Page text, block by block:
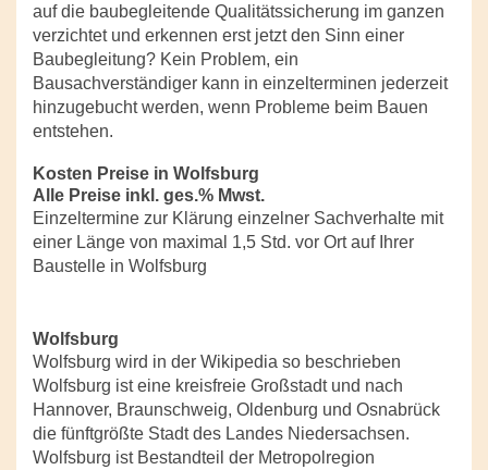
auf die baubegleitende Qualitätssicherung im ganzen
verzichtet und erkennen erst jetzt den Sinn einer
Baubegleitung? Kein Problem, ein
Bausachverständiger kann in einzelterminen jederzeit
hinzugebucht werden, wenn Probleme beim Bauen
entstehen.
Kosten Preise in Wolfsburg
Alle Preise inkl. ges.% Mwst.
Einzeltermine zur Klärung einzelner Sachverhalte mit
einer Länge von maximal 1,5 Std. vor Ort auf Ihrer
Baustelle in Wolfsburg
Wolfsburg
Wolfsburg wird in der Wikipedia so beschrieben
Wolfsburg ist eine kreisfreie Großstadt und nach
Hannover, Braunschweig, Oldenburg und Osnabrück
die fünftgrößte Stadt des Landes Niedersachsen.
Wolfsburg ist Bestandteil der Metropolregion